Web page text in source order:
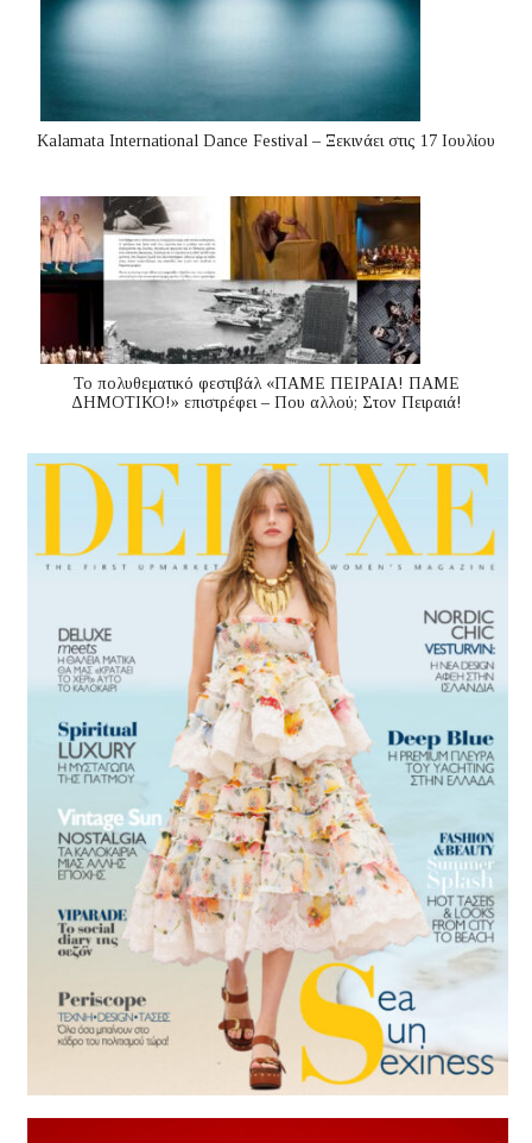
Kalamata International Dance Festival – Ξεκινάει στις 17 Ιουλίου
Το πολυθεματικό φεστιβάλ «ΠΑΜΕ ΠΕΙΡΑΙΑ! ΠΑΜΕ
ΔΗΜΟΤΙΚΟ!» επιστρέφει – Που αλλού; Στον Πειραιά!